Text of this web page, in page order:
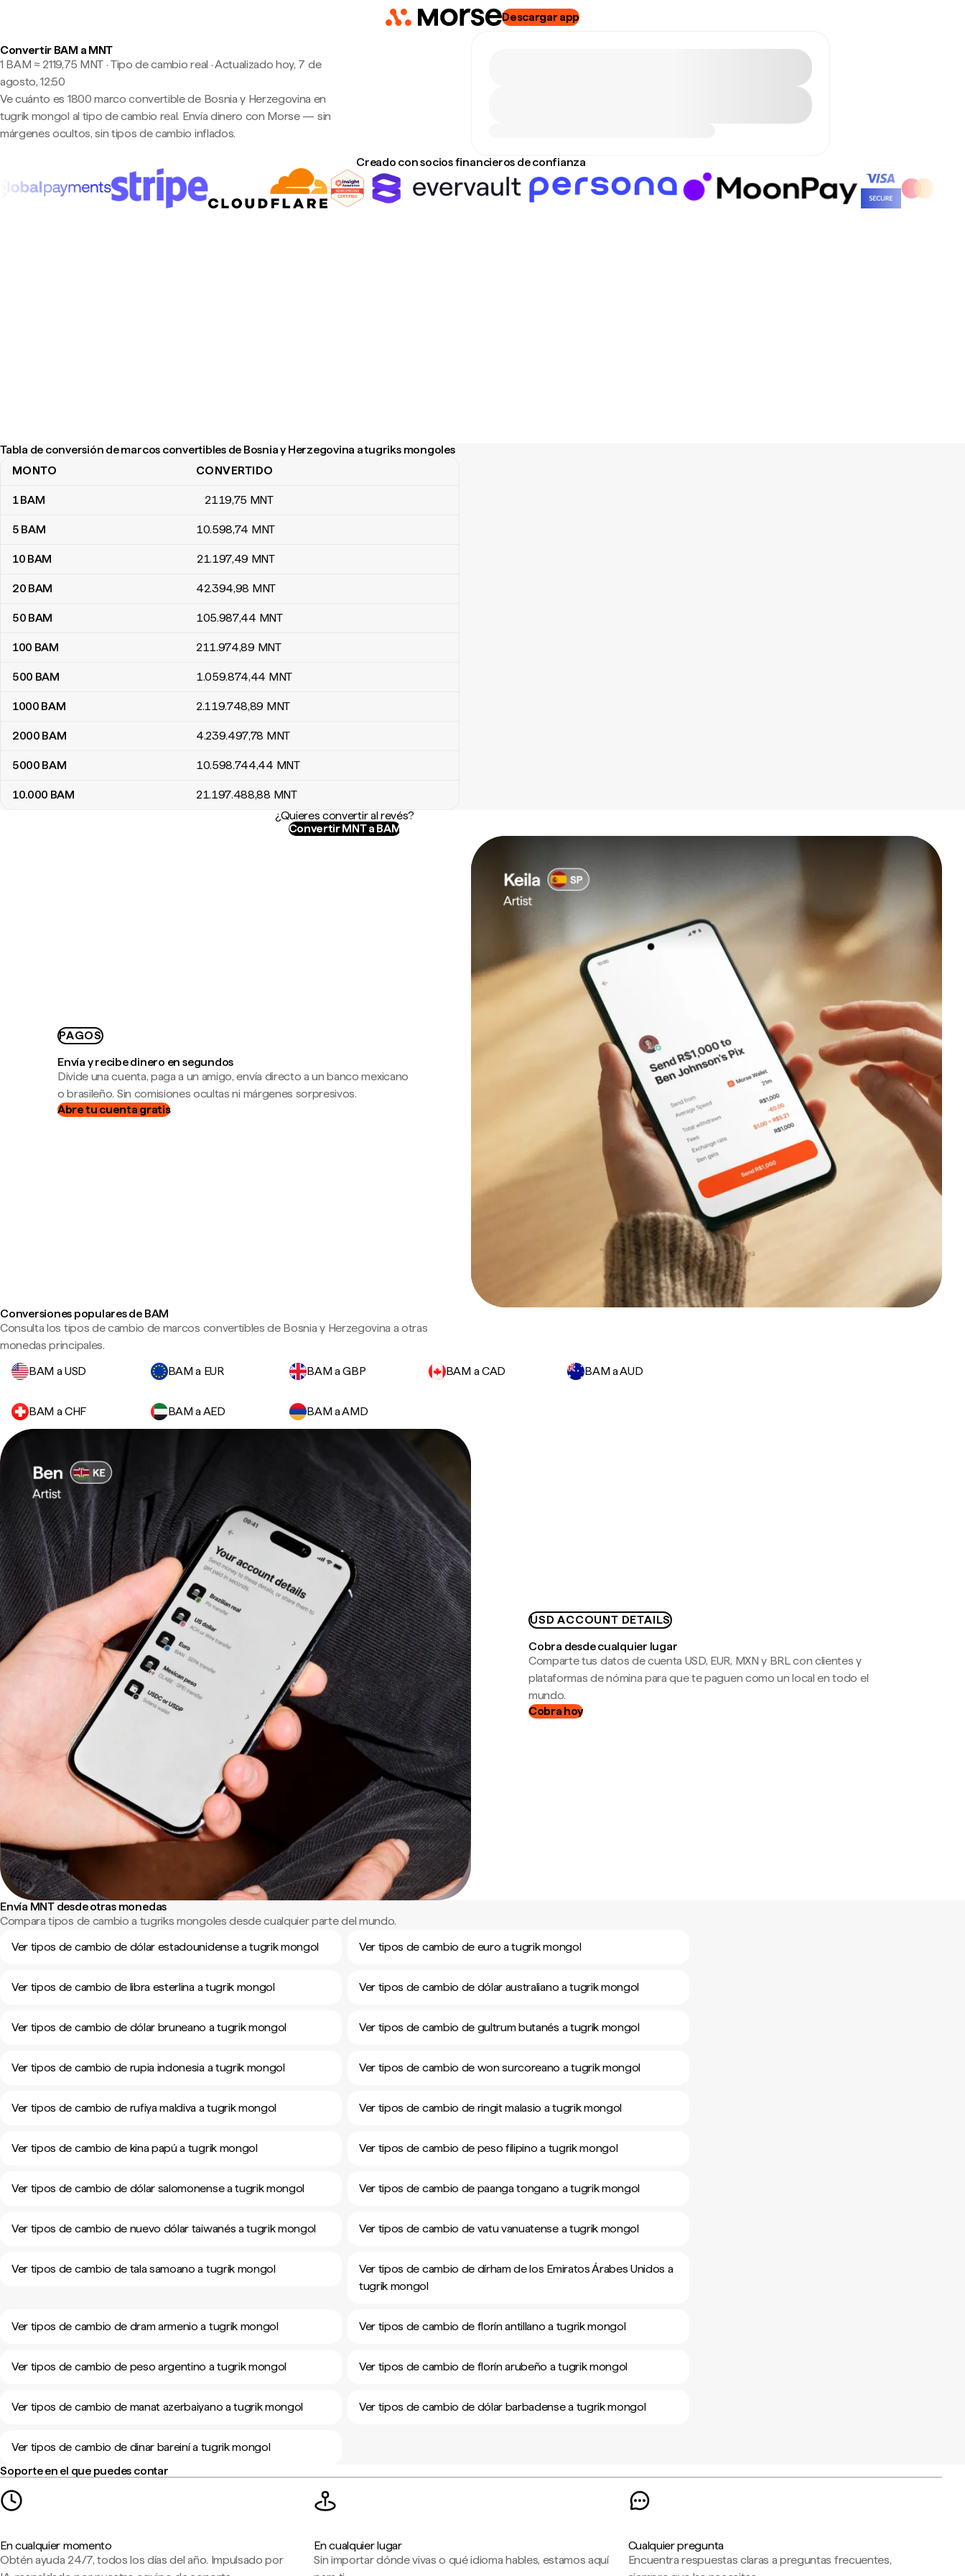
Descargar app
Convertir BAM a MNT
1 BAM ≈ 2119,75 MNT · Tipo de cambio real ·Actualizado hoy, 7 de
agosto, 12:50
Ve cuánto es 1800 marco convertible de Bosnia y Herzegovina en
tugrik mongol al tipo de cambio real. Envía dinero con Morse — sin
márgenes ocultos, sin tipos de cambio inflados.
Creado con socios financieros de confianza
Tabla de conversión de marcos convertibles de Bosnia y Herzegovina a tugriks mongoles
Tabla de conversión de marcos convertibles de Bosnia y Herzegovina a tugriks mongoles
MONTO CONVERTIDO
1BAM 2119,75 MNT
5 BAM 10.598,74 MNT
10 BAM 21.197,49 MNT
20 BAM 42.394,98 MNT
50 BAM 105.987,44 MNT
100 BAM 211.974,89 MNT
500 BAM 1.059.874,44 MNT
1000 BAM 2.119.748,89 MNT
2000 BAM 4.239.497,78 MNT
5000 BAM 10.598.744,44 MNT
10.000 BAM 21.197.488,88 MNT
¿Quieres convertir al revés?
Convertir MNT a BAM
PAGOS
Envía y recibe dinero en segundos
Divide una cuenta, paga a un amigo, envía directo a un banco mexicano
o brasileño. Sin comisiones ocultas ni márgenes sorpresivos.
Abre tu cuenta gratis
Conversiones populares de BAM
Consulta los tipos de cambio de marcos convertibles de Bosnia y Herzegovina a otras
monedas principales.
BAM a USD
BAM a EUR BAM a GBP BAM a CAD BAM a AUD
BAM a CHF BAM a AED BAM a AMD
USD ACCOUNT DETAILS
Cobra desde cualquier lugar
Comparte tus datos de cuenta USD, EUR, MXN y BRL con clientes y
plataformas de nómina para que te paguen como un local en todo el
mundo.
Cobra hoy
Envía MNT desde otras monedas
Compara tipos de cambio a tugriks mongoles desde cualquier parte del mundo.
Ver tipos de cambio de dólar estadounidense a tugrik mongol
Ver tipos de cambio de euro a tugrik mongol
Ver tipos de cambio de libra esterlina a tugrik mongol Ver tipos de cambio de dólar australiano a tugrik mongol
Ver tipos de cambio de dólar bruneano a tugrik mongol Ver tipos de cambio de gultrum butanés a tugrik mongol
Ver tipos de cambio de rupia indonesia a tugrik mongol Ver tipos de cambio de won surcoreano a tugrik mongol
Ver tipos de cambio de rufiya maldiva a tugrik mongol Ver tipos de cambio de ringit malasio a tugrik mongol
Ver tipos de cambio de kina papú a tugrik mongol Ver tipos de cambio de peso filipino a tugrik mongol
Ver tipos de cambio de dólar salomonense a tugrik mongol Ver tipos de cambio de paanga tongano a tugrik mongol
Ver tipos de cambio de nuevo dólar taiwanés a tugrik mongol Ver tipos de cambio de vatu vanuatense a tugrik mongol
Ver tipos de cambio de tala samoano a tugrik mongol
Ver tipos de cambio de dírham de los Emiratos Árabes Unidos a
tugrik mongol
Ver tipos de cambio de dram armenio a tugrik mongol Ver tipos de cambio de florín antillano a tugrik mongol
Ver tipos de cambio de peso argentino a tugrik mongol Ver tipos de cambio de florín arubeño a tugrik mongol
Ver tipos de cambio de manat azerbaiyano a tugrik mongol Ver tipos de cambio de dólar barbadense a tugrik mongol
Ver tipos de cambio de dinar bareiní a tugrik mongol
Soporte en el que puedes contar
En cualquier momento
Obtén ayuda 24/7, todos los días del año. Impulsado por
En cualquier lugar
Sin importar dónde vivas o qué idioma hables, estamos aquí
Cualquier pregunta
Encuentra respuestas claras a preguntas frecuentes,